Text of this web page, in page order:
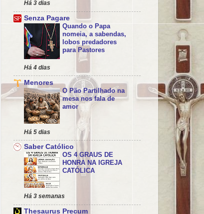
Há 3 dias
Senza Pagare
Quando o Papa
nomeia, a sabendas,
lobos predadores
para Pastores
Há 4 dias
Menores
O Pão Partilhado na
mesa nos fala de
amor
Há 5 dias
Saber Católico
OS 4 GRAUS DE
HONRA NA IGREJA
CATÓLICA
Há 3 semanas
Thesaurus Precum